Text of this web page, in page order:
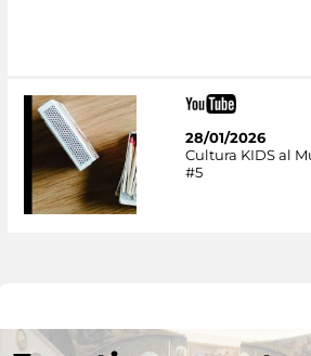
28/01/2026
Cultura KIDS al
#5